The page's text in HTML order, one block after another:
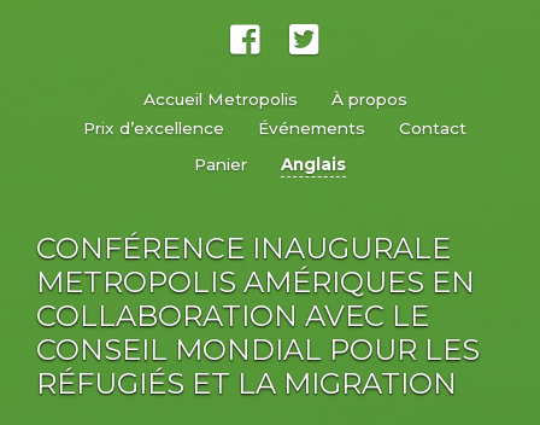
Accueil Metropolis
À propos
Prix d’excellence
Événements
Contact
Panier
Anglais
CONFÉRENCE INAUGURALE
METROPOLIS AMÉRIQUES EN
COLLABORATION AVEC LE
CONSEIL MONDIAL POUR LES
RÉFUGIÉS ET LA MIGRATION